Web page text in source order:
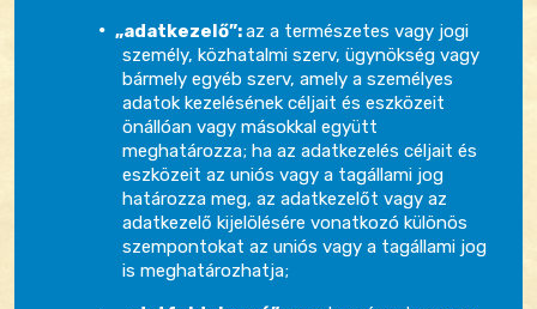
„adatkezelő”:az a természetes vagy jogi
személy, közhatalmi szerv, ügynökség vagy
bármely egyéb szerv, amely a személyes
adatok kezelésének céljait és eszközeit
önállóan vagy másokkal együtt
meghatározza; ha az adatkezelés céljait és
eszközeit az uniós vagy a tagállami jog
határozza meg, az adatkezelőt vagy az
adatkezelő kijelölésére vonatkozó különös
szempontokat az uniós vagy a tagállami jog
is meghatározhatja;